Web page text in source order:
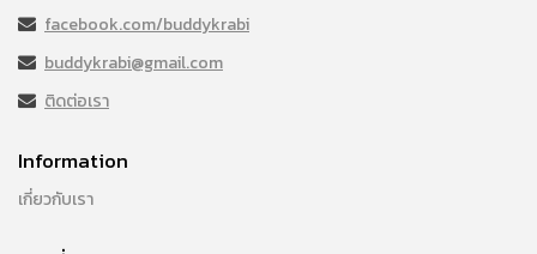
facebook.com/buddykrabi
buddykrabi@gmail.com
ติดต่อเรา
Information
เกี่ยวกับเรา